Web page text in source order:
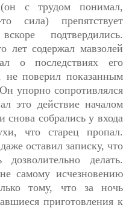
с трудом понимал,
сила) препятствует
подтвердились.
лет содержал мавзолей
о последствиях его
не поверил показанным
упорно сопротивлялся
это действие началом
собрались у входа
что старец пропал.
оставил записку, что
делать.
самому исчезновению
тому, что за ночь
приготовления к